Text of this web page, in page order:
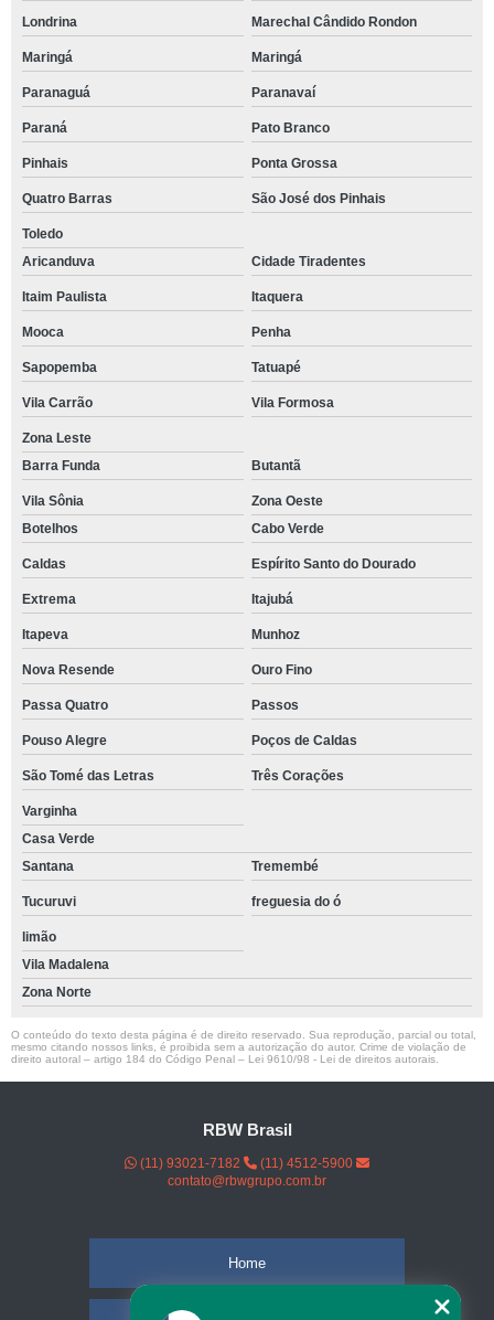
Londrina Marechal Cândido Rondon
Maringá Maringá
Paranaguá Paranavaí
Paraná Pato Branco
Pinhais Ponta Grossa
Quatro Barras São José dos Pinhais
Toledo
Aricanduva
Cidade Tiradentes
Itaim Paulista Itaquera
Mooca Penha
Sapopemba Tatuapé
Vila Carrão Vila Formosa
Zona Leste
Barra Funda
Butantã
Vila Sônia
Zona Oeste
Botelhos
Cabo Verde
Caldas Espírito Santo do Dourado
Extrema Itajubá
Itapeva Munhoz
Nova Resende Ouro Fino
Passa Quatro Passos
Pouso Alegre Poços de Caldas
São Tomé das Letras Três Corações
Varginha
Casa Verde
Santana
Tremembé
Tucuruvi freguesia do ó
limão
Vila Madalena
Zona Norte
O conteúdo do texto desta página é de direito reservado. Sua reprodução, parcial ou total,
mesmo citando nossos links, é proibida sem a autorização do autor. Crime de violação de
direito autoral – artigo 184 do Código Penal – Lei 9610/98 - Lei de direitos autorais
RBW Brasil
(11) 93021-7182
(11) 4512-5900
contato@rbwgrupo.com.br
Home